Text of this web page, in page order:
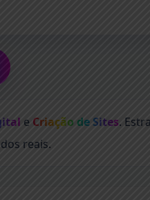
e Criação de Sites.
reais.